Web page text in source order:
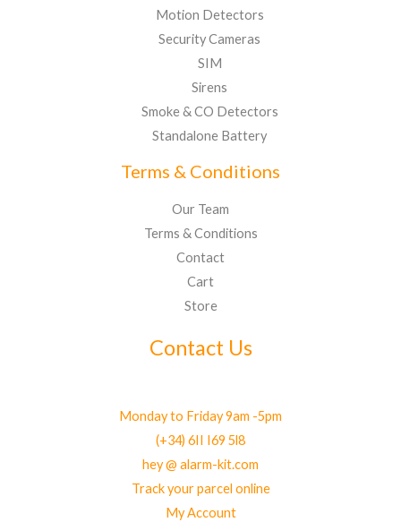
Motion Detectors
Security Cameras
SIM
Sirens
Smoke & CO Detectors
Standalone Battery
Terms & Conditions
Our Team
Terms & Conditions
Contact
Cart
Store
Contact Us
Monday to Friday 9am -5pm
(+34) 6II I69 5l8
hey @ alarm-kit.com
Track your parcel online
My Account